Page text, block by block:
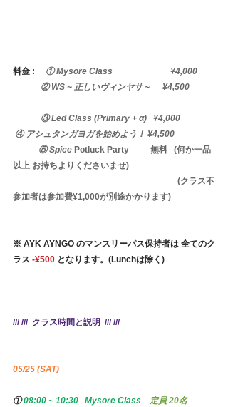
料金 : ① Mysore Class　　　　　  　 ¥4,000
         　② WS ~ 正しいヴィンヤサ ~　  ¥4,500
         　③ Led Class (Primary + α)   ¥4,000
④ アシュタンガヨガを始めよう！ ¥4,500
            ⑤ Spice
Potluck Party          無料
(何か一品
以上 お持ちよりくださいませ)
参加者は参加費¥1,000が別途かかります)
※ AYK AYNGO のマンスリーパス保持者は 全てのク
ラス -¥500 となります。(Lunchは除く)
/// ///  クラス時間と説明  /// ///
05/25 (SAT)
① 08:00 ~ 10:30   Mysore Class
定員 20名